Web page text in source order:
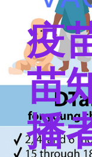
疫
苗
播